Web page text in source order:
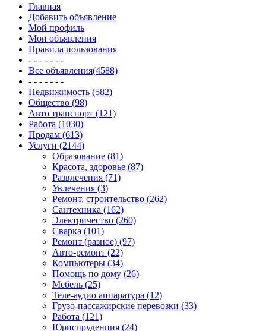
Главная
Добавить объявление
Мой профиль
Мои объявления
Правила пользования
- - - - - - -
Все объявления(4588)
- - - - - - -
Недвижимость (582)
Общество (98)
Авто транспорт (121)
Работа (1030)
Продам (613)
Услуги (2144)
Образование (81)
Красота, здоровье (87)
Развлечения (71)
Увлечения (3)
Ремонт, строительство (262)
Сантехника (162)
Электричество (260)
Сварка (101)
Ремонт (разное) (97)
Авто-ремонт (22)
Компьютеры (34)
Помощь по дому (26)
Мебель (25)
Теле-аудио аппаратура (12)
Грузо-пассажирские перевозки (33)
Работа (121)
Юриспруденция (24)